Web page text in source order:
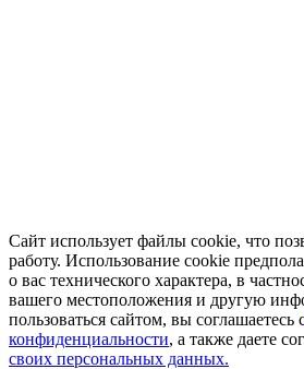
Сайт использует файлы cookie, что
работу. Использование cookie
о вас технического характера, в
вашего местоположения и другую
пользоваться сайтом, вы соглашаетесь
конфиденциальности, а также даете
своих персональных данных.